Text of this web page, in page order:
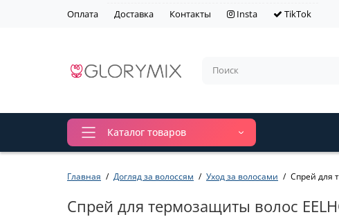
Оплата Доставка Контакты Insta TikTok
Каталог товаров
Главная Догляд за волоссям Уход за волосами Спрей для
Спрей для термозащиты волос